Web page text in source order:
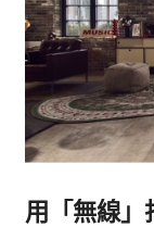
用「無線」